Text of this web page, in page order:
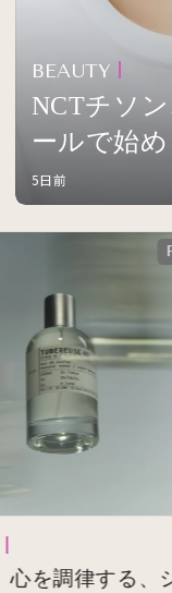
BEAUTY
NCTチソ
ールで始
5日前
調律する、シ